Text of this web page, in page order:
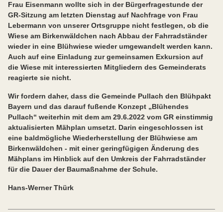
Frau Eisenmann wollte sich in der Bürgerfragestunde der
GR-Sitzung am letzten Dienstag auf Nachfrage von Frau
Lebermann von unserer Ortsgruppe nicht festlegen, ob die
Wiese am Birkenwäldchen nach Abbau der Fahrradständer
wieder in eine Blühwiese wieder umgewandelt werden kann.
Auch auf eine Einladung zur gemeinsamen Exkursion auf
die Wiese mit interessierten Mitgliedern des Gemeinderats
reagierte sie nicht.
Wir fordern daher, dass die Gemeinde Pullach den Blühpakt
Bayern und das darauf fußende Konzept „Blühendes
Pullach“ weiterhin mit dem am 29.6.2022 vom GR einstimmig
aktualisierten Mähplan umsetzt. Darin eingeschlossen ist
eine baldmögliche Wiederherstellung der Blühwiese am
Birkenwäldchen - mit einer geringfügigen Änderung des
Mähplans im Hinblick auf den Umkreis der Fahrradständer
für die Dauer der Baumaßnahme der Schule.
Hans-Werner Thürk